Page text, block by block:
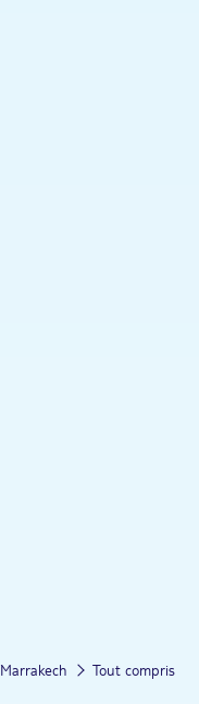
Marrakech Tout compris